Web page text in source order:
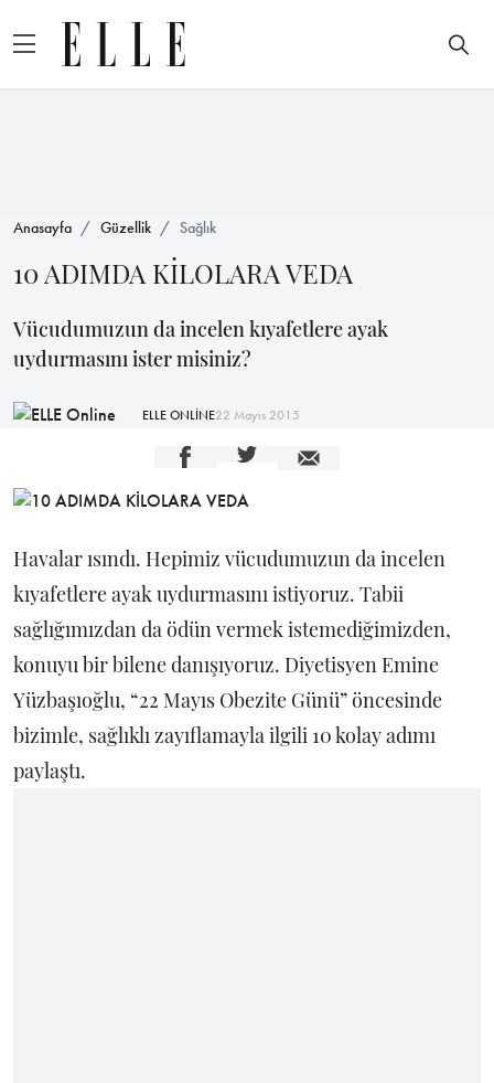
Anasayfa Güzellik Sağlık
10 ADIMDA KİLOLARA VEDA
Vücudumuzun da incelen kıyafetlere ayak
uydurmasını ister misiniz?
ELLE ONLİNE22 Mayıs 2015
Havalar ısındı. Hepimiz vücudumuzun da incelen
kıyafetlere ayak uydurmasını istiyoruz. Tabii
sağlığımızdan da ödün vermek istemediğimizden,
konuyu bir bilene danışıyoruz. Diyetisyen Emine
Yüzbaşıoğlu, “22 Mayıs Obezite Günü” öncesinde
bizimle, sağlıklı zayıflamayla ilgili 10 kolay adımı
paylaştı.